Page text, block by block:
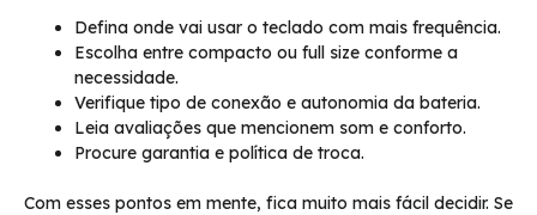
Defina onde vai usar o teclado com mais frequência.
Escolha entre compacto ou full size conforme a
necessidade.
Verifique tipo de conexão e autonomia da bateria.
Leia avaliações que mencionem som e conforto.
Procure garantia e política de troca.
Com esses pontos em mente, fica muito mais fácil decidir. Se